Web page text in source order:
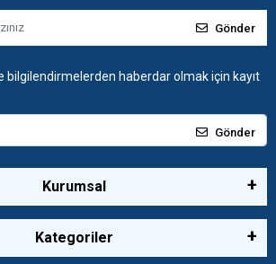
Gönder
bilgilendirmelerden haberdar olmak için kayıt
Gönder
Kurumsal
Kategoriler